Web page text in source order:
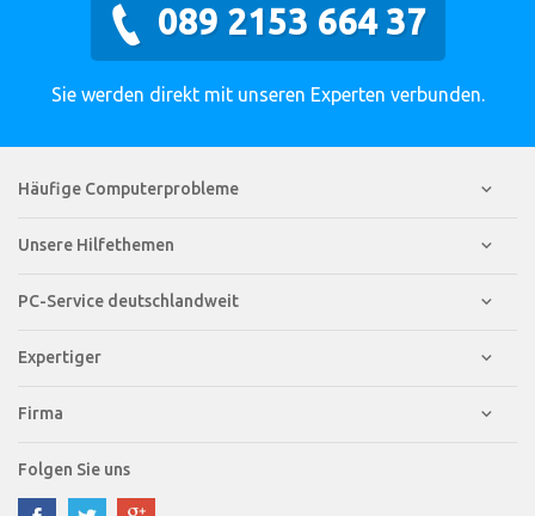
089 2153 664 37
Sie werden direkt mit unseren Experten verbunden.
Häufige Computerprobleme
Unsere Hilfethemen
PC-Service deutschlandweit
Expertiger
Firma
Folgen Sie uns